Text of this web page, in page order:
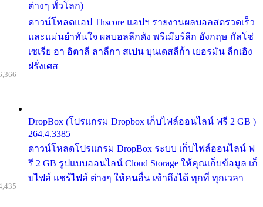
ต่างๆ ทั่วโลก)
ดาวน์โหลดแอป Thscore แอปฯ รายงานผลบอลสดรวดเร็ว
และแม่นยำทันใจ ผลบอลลีกดัง พรีเมียร์ลีก อังกฤษ กัลโช่
เซเรีย อา อิตาลี ลาลีกา สเปน บุนเดสลีก้า เยอรมัน ลีกเอิง
ฝรั่งเศส
DropBox (โปรแกรม Dropbox เก็บไฟล์ออนไลน์ ฟรี 2 GB )
264.4.3385
ดาวน์โหลดโปรแกรม DropBox ระบบ เก็บไฟล์ออนไลน์ ฟ
รี 2 GB รูปแบบออนไลน์ Cloud Storage ให้คุณเก็บข้อมูล เก็
บไฟล์ แชร์ไฟล์ ต่างๆ ให้คนอื่น เข้าถึงได้ ทุกที่ ทุกเวลา